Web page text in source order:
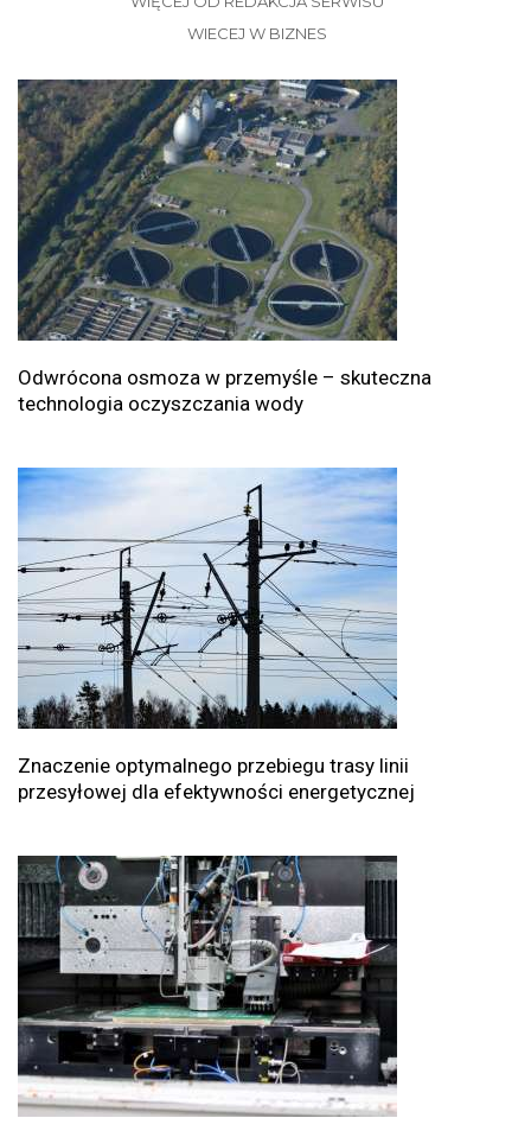
WIECEJ W BIZNES
Odwrócona osmoza w przemyśle – skuteczna
technologia oczyszczania wody
Znaczenie optymalnego przebiegu trasy linii
przesyłowej dla efektywności energetycznej